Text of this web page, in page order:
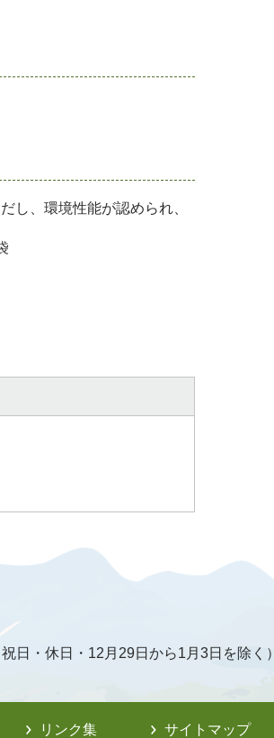
し、環境性能が認められ、
日・休日・12月29日から1月3日を除く）
リンク集 サイトマップ